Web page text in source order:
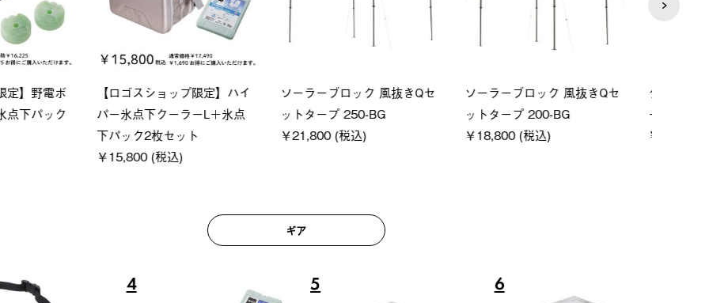
ック 風抜きQセ
BG
ソーラーブロック 風抜きQセ
ットタープ 200-BG
￥18,800 (税込)
グランベーシック スペースベ
ース・オクタゴン-BJ
￥209,000 (税込)
Q-TOP ソーラーサンドブロッ
クサンシェード-BF
￥16,800 (税込)
ギア
6 7 8